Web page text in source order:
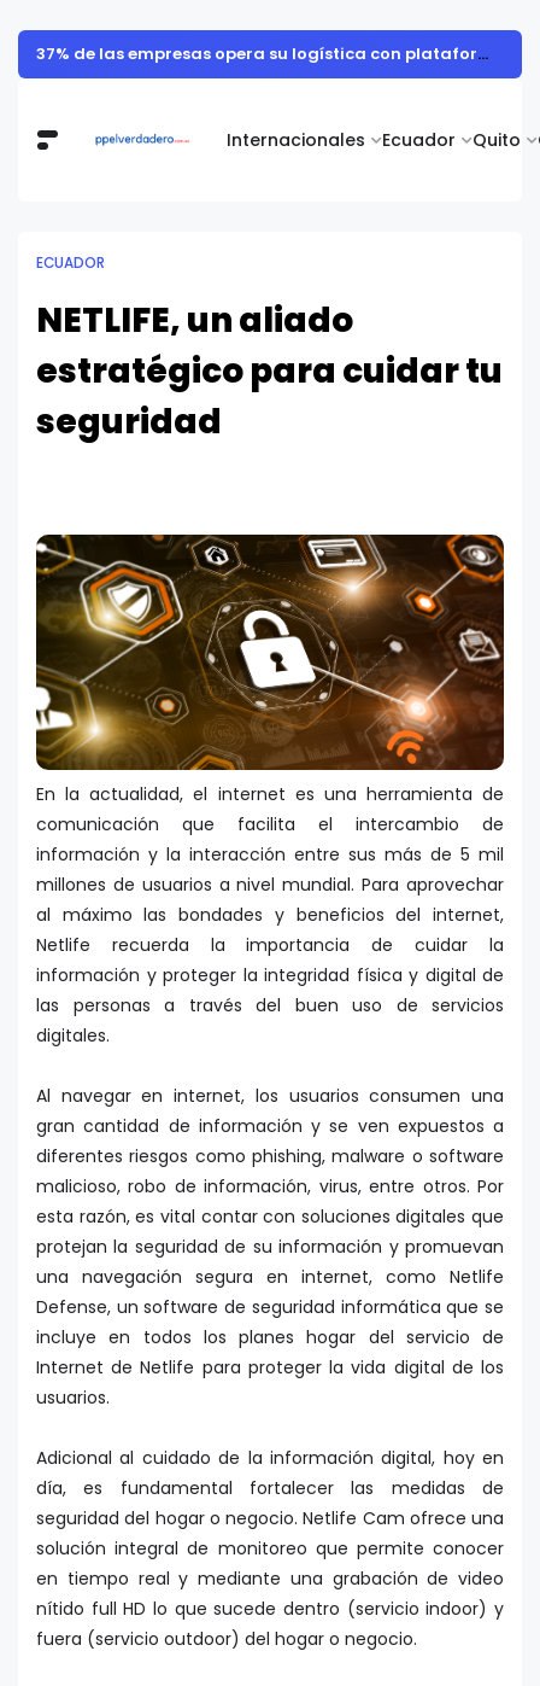
Internacionales Ecuador Quito
Detectar a tiempo la craneosinostosis puede prevenir complicaciones en el desarrollo infantil
ECUADOR
NETLIFE, un aliado
estratégico para cuidar tu
seguridad
En la actualidad, el internet es una herramienta de
comunicación que facilita el intercambio de
información y la interacción entre sus más de 5 mil
millones de usuarios a nivel mundial. Para aprovechar
al máximo las bondades y beneficios del internet,
Netlife recuerda la importancia de cuidar la
información y proteger la integridad física y digital de
las personas a través del buen uso de servicios
digitales.
Al navegar en internet, los usuarios consumen una
gran cantidad de información y se ven expuestos a
diferentes riesgos como phishing, malware o software
malicioso, robo de información, virus, entre otros. Por
esta razón, es vital contar con soluciones digitales que
protejan la seguridad de su información y promuevan
una navegación segura en internet, como Netlife
Defense, un software de seguridad informática que se
incluye en todos los planes hogar del servicio de
Internet de Netlife para proteger la vida digital de los
usuarios.
Adicional al cuidado de la información digital, hoy en
día, es fundamental fortalecer las medidas de
seguridad del hogar o negocio. Netlife Cam ofrece una
solución integral de monitoreo que permite conocer
en tiempo real y mediante una grabación de video
nítido full HD lo que sucede dentro (servicio indoor) y
fuera (servicio outdoor) del hogar o negocio.